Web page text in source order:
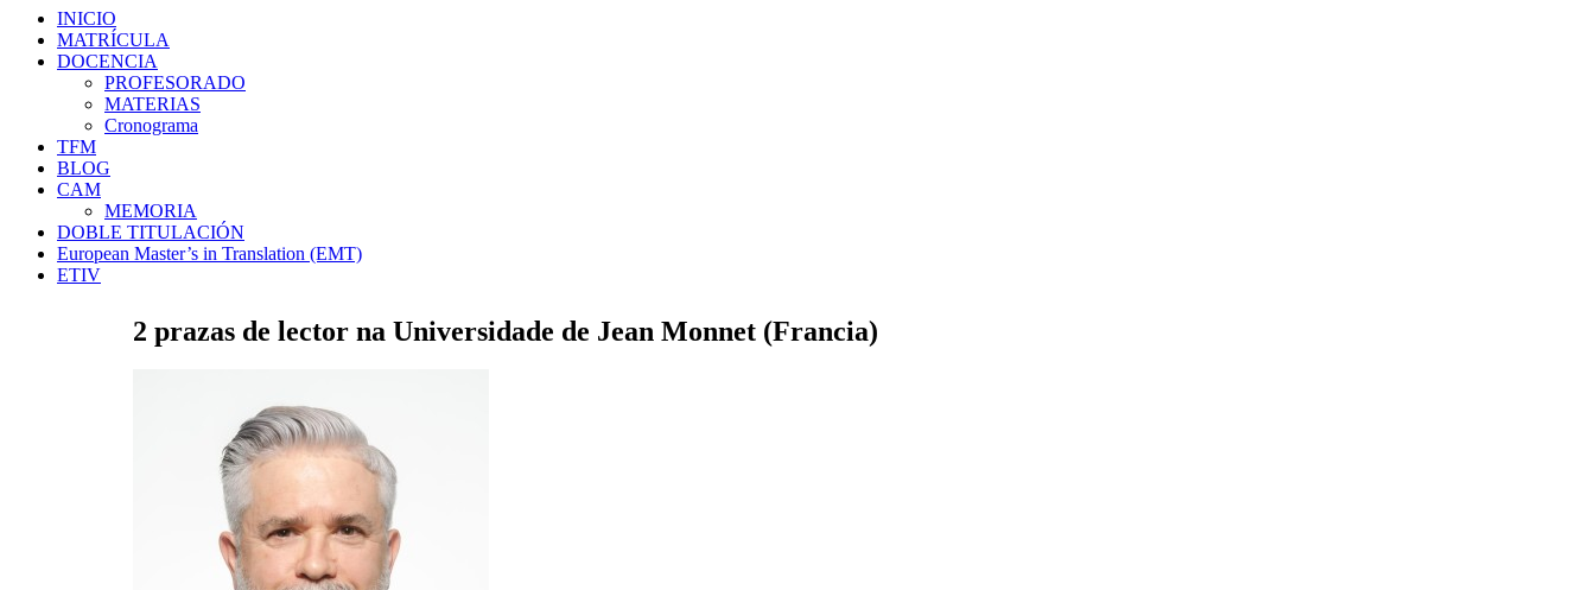
INICIO
MATRÍCULA
DOCENCIA
PROFESORADO
MATERIAS
Cronograma
TFM
BLOG
CAM
MEMORIA
DOBLE TITULACIÓN
European Master’s in Translation (EMT)
ETIV
2 prazas de lector na Universidade de Jean Monnet (Francia)